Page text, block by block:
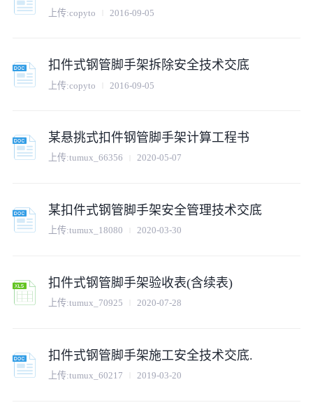
上传:copyto 2016-09-05
扣件式钢管脚手架拆除安全技术交底
上传:copyto 2016-09-05
某悬挑式扣件钢管脚手架计算工程书
上传:tumux_66356 2020-05-07
某扣件式钢管脚手架安全管理技术交底
上传:tumux_18080 2020-03-30
扣件式钢管脚手架验收表(含续表)
上传:tumux_70925 2020-07-28
扣件式钢管脚手架施工安全技术交底.
上传:tumux_60217 2019-03-20